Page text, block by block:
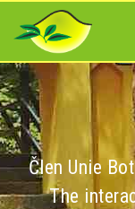
Člen Unie
The